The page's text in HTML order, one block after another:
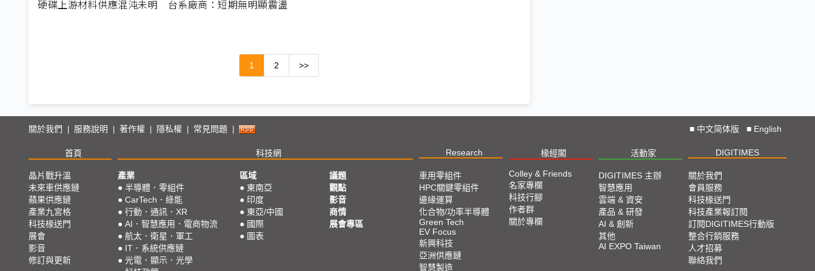
硬碟上游材料供應混沌未明 台系廠商：短期無明顯震盪
1 2 >>
關於我們 服務說明 著作權 隱私權 常見問題 ■ 中文简体版 ■ English
首頁 科技網 Research 椽經閣 活動家 DIGITIMES
晶片戰升溫
未來車供應鏈
蘋果供應鏈
產業九宮格
科技椽送門
展會
影音
修訂與更新
產業
● 半導體．零組件
● CarTech．綠能
● 行動．通訊．XR
● AI．智慧應用．電商物流
● 航太．衛星．軍工
● IT．系統供應鏈
● 光電．顯示．光學
區域
● 東南亞
● 印度
● 東亞/中國
● 國際
● 圖表
議題
觀點
影音
商情
展會專區
車用零組件
HPC關鍵零組件
邊緣運算
化合物/功率半導體
Green Tech
EV Focus
新興科技
亞洲供應鏈
智慧製造
Colley & Friends
名家專欄
科技行腳
作者群
關於專欄
DIGITIMES 主辦
智慧應用
雲端 & 資安
產品 & 研發
AI & 創新
其他
AI EXPO Taiwan
關於我們
會員服務
科技椽送門
科技產業報訂閱
訂閱DIGITIMES行動版
整合行銷服務
人才招募
聯絡我們